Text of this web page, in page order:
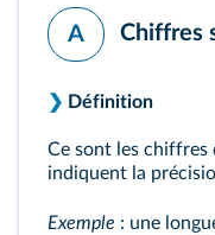
A Chiffres
❯ Définition
Ce sont les chiffres
indiquent la
Exemple : une